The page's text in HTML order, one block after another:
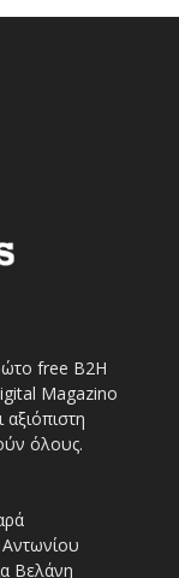
free Β2Η
Magazino
όλους.
Βελάνη